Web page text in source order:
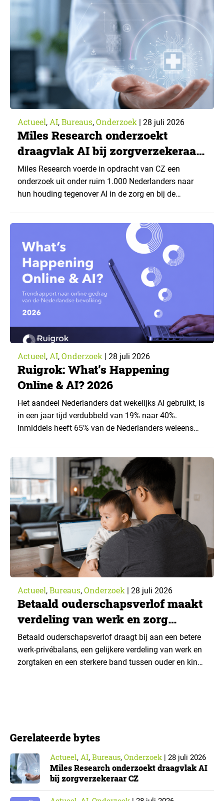
Actueel, AI, Bureaus, Onderzoek | 28 juli 2026
Miles Research onderzoekt
draagvlak AI bij zorgverzekeraar
CZ
Miles Research voerde in opdracht van CZ een
onderzoek uit onder ruim 1.000 Nederlanders naar
hun houding tegenover AI in de zorg en bij de
toepassingen, en waar trekken zij een grens? Dit
artikel is aangeleverd door kennispartner Miles
Research. ▼ De uitkomsten zijn…
Actueel, AI, Onderzoek | 28 juli 2026
Ruigrok: What’s Happening
Online & AI? 2026
Het aandeel Nederlanders dat wekelijks AI gebruikt, is
in een jaar tijd verdubbeld van 19% naar 40%.
Inmiddels heeft 65% van de Nederlanders weleens
van What’s Happening Online & AI? 2026, het
jaarlijkse trendrapport van Ruigrok onderzoek &
advies over…
Actueel, Bureaus, Onderzoek | 28 juli 2026
Betaald ouderschapsverlof maakt
verdeling van werk en zorg
gelijker
Betaald ouderschapsverlof draagt bij aan een betere
werk-privébalans, een gelijkere verdeling van werk en
zorgtaken en een sterkere band tussen ouder en kind.
Gerelateerde bytes
Actueel, AI, Bureaus, Onderzoek| 28 juli 2026
Miles Research onderzoekt draagvlak AI
bij zorgverzekeraar CZ